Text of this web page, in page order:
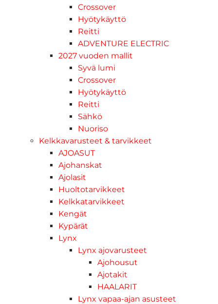
Crossover
Hyötykäyttö
Reitti
ADVENTURE ELECTRIC
2027 vuoden mallit
Syvä lumi
Crossover
Hyötykäyttö
Reitti
Sähkö
Nuoriso
Kelkkavarusteet & tarvikkeet
AJOASUT
Ajohanskat
Ajolasit
Huoltotarvikkeet
Kelkkatarvikkeet
Kengät
Kypärät
Lynx
Lynx ajovarusteet
Ajohousut
Ajotakit
HAALARIT
Lynx vapaa-ajan asusteet